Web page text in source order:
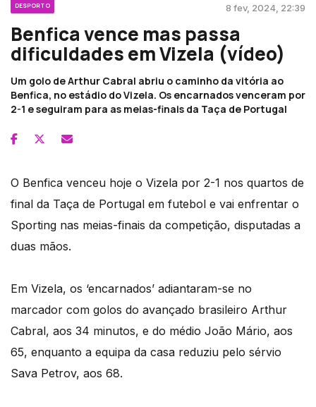
DESPORTO 8 fev, 2024, 22:39
Benfica vence mas passa
dificuldades em Vizela (vídeo)
Um golo de Arthur Cabral abriu o caminho da vitória ao
Benfica, no estádio do Vizela. Os encarnados venceram por
2-1 e seguiram para as meias-finais da Taça de Portugal
O Benfica venceu hoje o Vizela por 2-1 nos quartos de
final da Taça de Portugal em futebol e vai enfrentar o
Sporting nas meias-finais da competição, disputadas a
duas mãos.
Em Vizela, os ‘encarnados’ adiantaram-se no
marcador com golos do avançado brasileiro Arthur
Cabral, aos 34 minutos, e do médio João Mário, aos
65, enquanto a equipa da casa reduziu pelo sérvio
Sava Petrov, aos 68.